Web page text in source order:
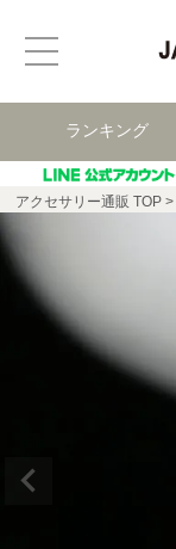
ランキング
アクセサリー通販 TOP